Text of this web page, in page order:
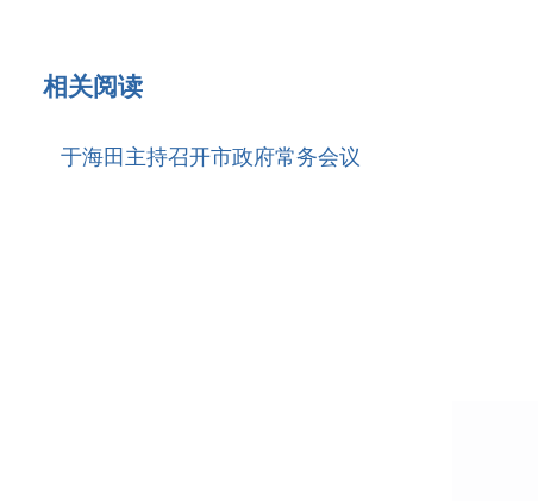
相关阅读
于海田主持召开市政府常务会议